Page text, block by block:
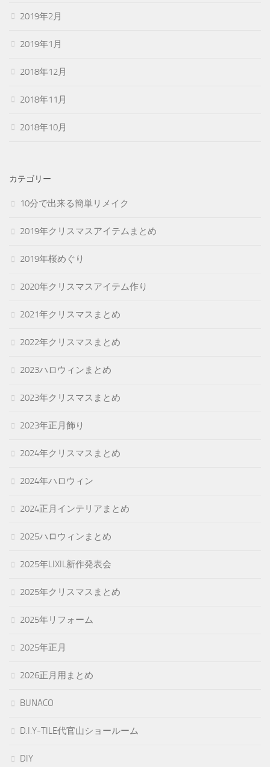
2019年2月
2019年1月
2018年12月
2018年11月
2018年10月
カテゴリー
10分で出来る簡単リメイク
2019年クリスマスアイテムまとめ
2019年桜めぐり
2020年クリスマスアイテム作り
2021年クリスマスまとめ
2022年クリスマスまとめ
2023ハロウィンまとめ
2023年クリスマスまとめ
2023年正月飾り
2024年クリスマスまとめ
2024年ハロウィン
2024正月インテリアまとめ
2025ハロウィンまとめ
2025年LIXIL新作発表会
2025年クリスマスまとめ
2025年リフォーム
2025年正月
2026正月用まとめ
BUNACO
D.I.Y-TILE代官山ショールーム
DIY